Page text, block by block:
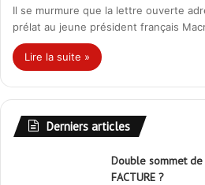
Il se murmure que la lettre ouverte
prélat au jeune président français
Lire la suite »
Derniers articles
Double sommet de
FACTURE ?